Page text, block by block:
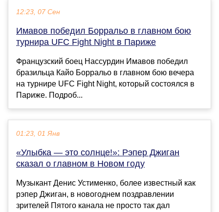
12:23, 07 Сен
Имавов победил Борральо в главном бою
турнира UFC Fight Night в Париже
Французский боец Нассурдин Имавов победил
бразильца Кайо Борральо в главном бою вечера
на турнире UFC Fight Night, который состоялся в
Париже. Подроб...
01:23, 01 Янв
«Улыбка — это солнце!»: Рэпер Джиган
сказал о главном в Новом году
Музыкант Денис Устименко, более известный как
рэпер Джиган, в новогоднем поздравлении
зрителей Пятого канала не просто так дал